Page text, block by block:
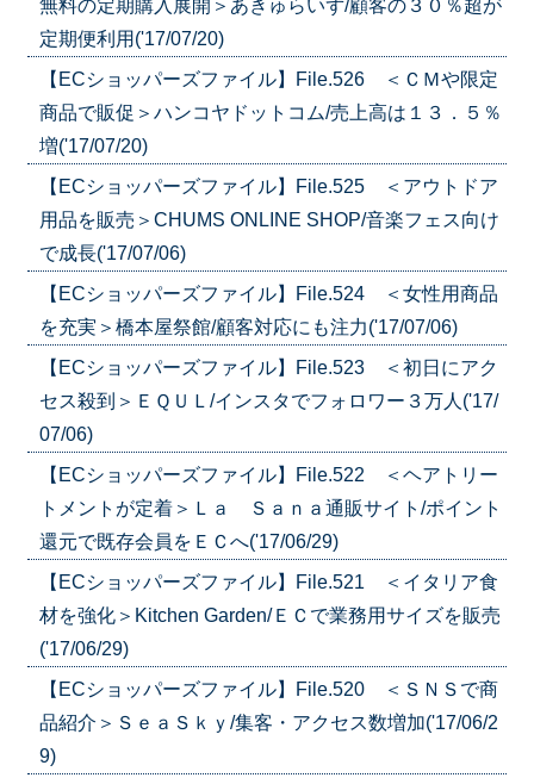
無料の定期購入展開＞あきゅらいず/顧客の３０％超が
定期便利用('17/07/20)
【ECショッパーズファイル】File.526 ＜ＣＭや限定
商品で販促＞ハンコヤドットコム/売上高は１３．５％
増('17/07/20)
【ECショッパーズファイル】File.525 ＜アウトドア
用品を販売＞CHUMS ONLINE SHOP/音楽フェス向け
で成長('17/07/06)
【ECショッパーズファイル】File.524 ＜女性用商品
を充実＞橋本屋祭館/顧客対応にも注力('17/07/06)
【ECショッパーズファイル】File.523 ＜初日にアク
セス殺到＞ＥＱＵＬ/インスタでフォロワー３万人('17/
07/06)
【ECショッパーズファイル】File.522 ＜ヘアトリー
トメントが定着＞Ｌａ Ｓａｎａ通販サイト/ポイント
還元で既存会員をＥＣへ('17/06/29)
【ECショッパーズファイル】File.521 ＜イタリア食
材を強化＞Kitchen Garden/ＥＣで業務用サイズを販売
('17/06/29)
【ECショッパーズファイル】File.520 ＜ＳＮＳで商
品紹介＞ＳｅａＳｋｙ/集客・アクセス数増加('17/06/2
9)